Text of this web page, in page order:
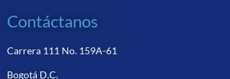
Contáctanos
Carrera 111 No. 159A-61
Bogotá D.C.